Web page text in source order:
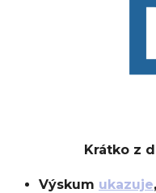
Krátko z
Výskum ukazuje